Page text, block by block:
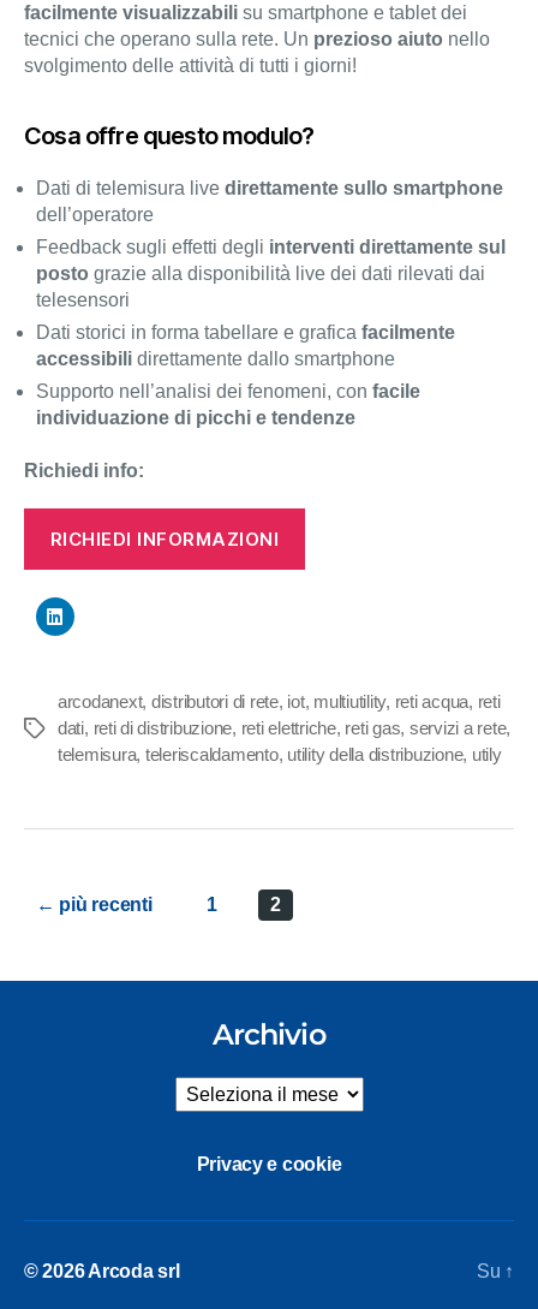
facilmente visualizzabili su smartphone e tablet dei
tecnici che operano sulla rete. Un prezioso aiuto nello
svolgimento delle attività di tutti i giorni!
Cosa offre questo modulo?
Dati di telemisura live direttamente sullo smartphone
dell’operatore
Feedback sugli effetti degli interventi direttamente sul
posto grazie alla disponibilità live dei dati rilevati dai
telesensori
Dati storici in forma tabellare e grafica facilmente
accessibili direttamente dallo smartphone
Supporto nell’analisi dei fenomeni, con facile
individuazione di picchi e tendenze
Richiedi info:
RICHIEDI INFORMAZIONI
Tag
arcodanext, distributori di rete, iot, multiutility, reti acqua, reti
dati, reti di distribuzione, reti elettriche, reti gas, servizi a rete,
telemisura, teleriscaldamento, utility della distribuzione, utily
Paginazione
articoli
← più recenti 1 2
Archivio
Privacy e cookie
© 2026Arcoda srl Su ↑